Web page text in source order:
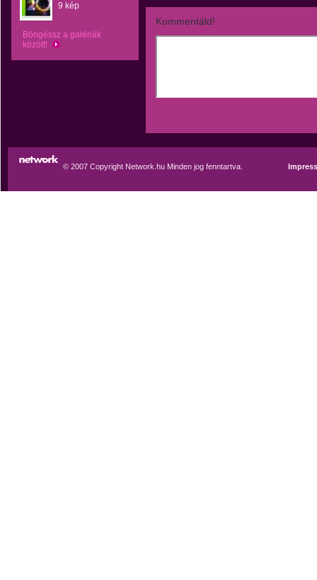
9 kép
Böngéssz a galériák
között!
Kommentáld!
© 2007 Copyright Network.hu Minden jog fenntartva.